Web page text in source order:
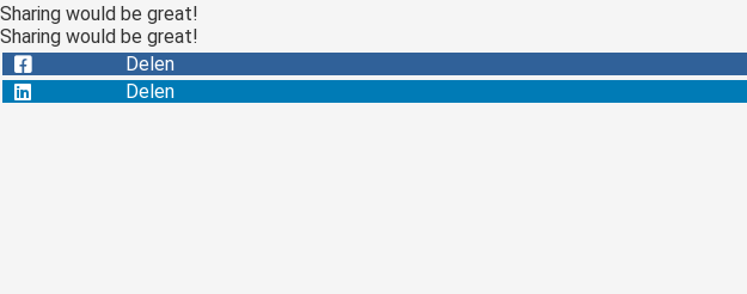
Sharing would be great!
Sharing would be great!
Delen
Delen